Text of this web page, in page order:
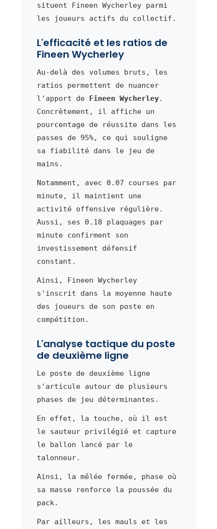
situent Fineen Wycherley parmi
les joueurs actifs du collectif.
L'efficacité et les ratios de
Fineen Wycherley
Au-delà des volumes bruts, les
ratios permettent de nuancer
l'apport de Fineen Wycherley.
Concrètement, il affiche un
pourcentage de réussite dans les
passes de 95%, ce qui souligne
sa fiabilité dans le jeu de
mains.
Notamment, avec 0.07 courses par
minute, il maintient une
activité offensive régulière.
Aussi, ses 0.18 plaquages par
minute confirment son
investissement défensif
constant.
Ainsi, Fineen Wycherley
s'inscrit dans la moyenne haute
des joueurs de son poste en
compétition.
L'analyse tactique du poste
de deuxième ligne
Le poste de deuxième ligne
s'articule autour de plusieurs
phases de jeu déterminantes.
En effet, la touche, où il est
le sauteur privilégié et capture
le ballon lancé par le
talonneur.
Ainsi, la mêlée fermée, phase où
sa masse renforce la poussée du
pack.
Par ailleurs, les mauls et les